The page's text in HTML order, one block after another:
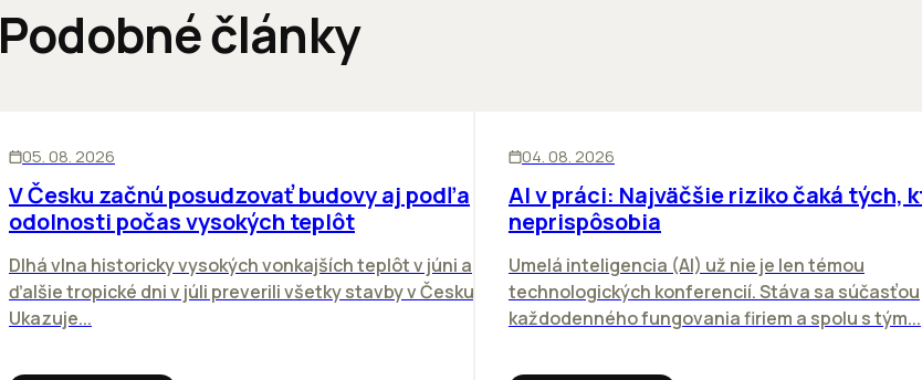
Podobné články
05. 08. 2026
V Česku začnú posudzovať budovy aj podľa
odolnosti počas vysokých teplôt
Dlhá vlna historicky vysokých vonkajších teplôt v júni a
ďalšie tropické dni v júli preverili všetky stavby v Česku.
Ukazuje...
04. 08. 2026
AI v práci: Najväčšie riziko čaká tých,
neprispôsobia
Umelá inteligencia (AI) už nie je len témou
technologických konferencií. Stáva sa súčasťou
každodenného fungovania firiem a spolu s tým...